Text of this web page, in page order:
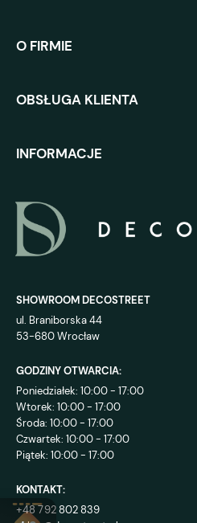
O FIRMIE
OBSŁUGA KLIENTA
INFORMACJE
SHOWROOM DECOSTREET
ul. Braniborska 44
53-680 Wrocław
GODZINY OTWARCIA:
Poniedziałek: 10:00 - 17:00
Wtorek: 10:00 - 17:00
Środa: 10:00 - 17:00
Czwartek: 10:00 - 17:00
Piątek: 10:00 - 17:00
KONTAKT:
+48 792 802 839